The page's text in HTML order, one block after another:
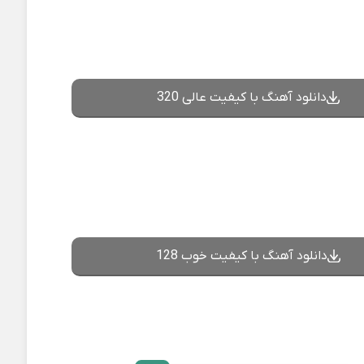
دانلود آهنگ با کیفیت عالی 320
دانلود آهنگ با کیفیت خوب 128